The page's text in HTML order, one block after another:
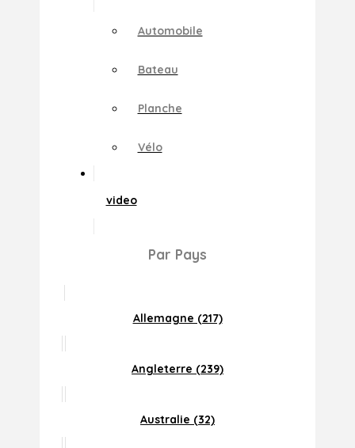
Automobile
Bateau
Planche
Vélo
video
Par Pays
Allemagne (217)
Angleterre (239)
Australie (32)